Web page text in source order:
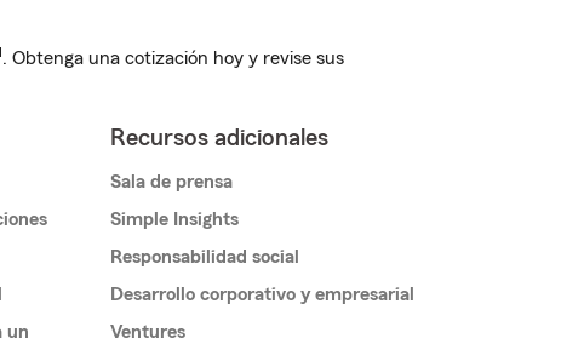
. Obtenga una cotización hoy y revise sus
un
Recursos adicionales
Sala de prensa
Simple Insights
Responsabilidad social
Desarrollo corporativo y empresarial
Ventures